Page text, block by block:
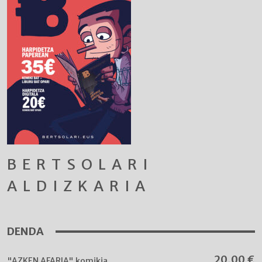
BERTSOLARI
ALDIZKARIA
DENDA